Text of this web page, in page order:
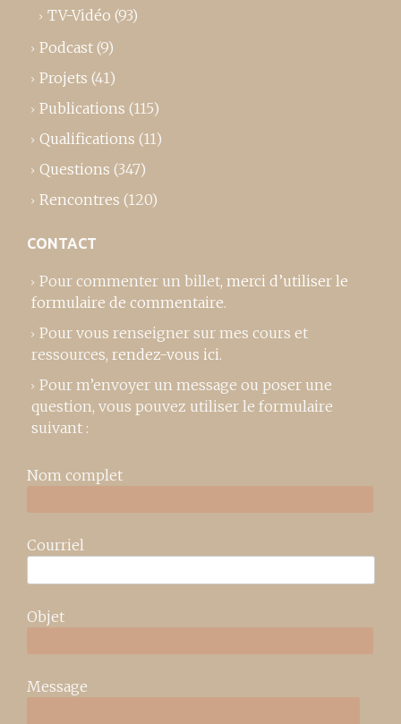
TV-Vidéo (93)
Podcast (9)
Projets (41)
Publications (115)
Qualifications (11)
Questions (347)
Rencontres (120)
CONTACT
Pour commenter un billet, merci d’utiliser le
formulaire de commentaire.
Pour vous renseigner sur mes cours et
ressources, rendez-vous ici.
Pour m’envoyer un message ou poser une
question, vous pouvez utiliser le formulaire
suivant :
Nom complet
Courriel
Objet
Message